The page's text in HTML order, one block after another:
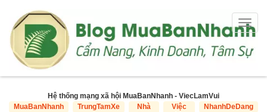
Hệ thống mạng xã hội MuaBanNhanh - ViecLamVui
MuaBanNhanh
TrungTamXe
Nhà
Việc
NhanhDeDang